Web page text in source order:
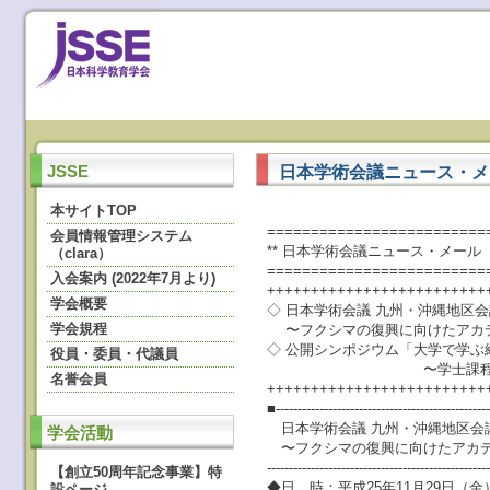
JSSE
本サイトTOP
会員情報管理システム
（clara）
入会案内 (2022年7月より)
学会概要
学会規程
役員・委員・代議員
名誉会員
学会活動
【創立50周年記念事業】特
日本学術会議ニュース
** 日本学術会議ニュース・メ
◇ 日本学術会議 九州・沖縄地区
〜フクシマの復興に向けたアカ
◇ 公開シンポジウム「大学で学ぶ
〜学士課程教育におけ
日本学術会議 九州・沖縄地区会
〜フクシマの復興に向けたアカ